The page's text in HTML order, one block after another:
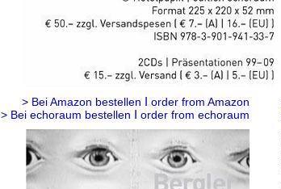
> Bei Amazon bestellen Ι order from Amazon
> Bei echoraum bestellen Ι order from echoraum